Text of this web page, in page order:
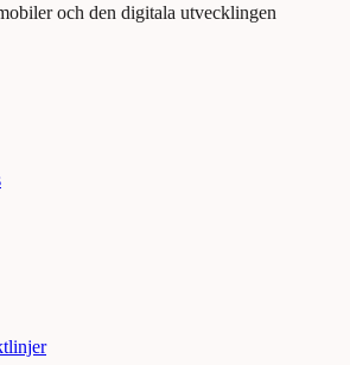
och den digitala utvecklingen